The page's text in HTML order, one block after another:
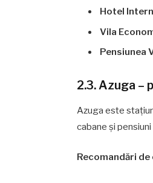
Hotel
Vila
Pensiunea
2.3. Azuga –
Azuga este
cabane și
Recomandări de